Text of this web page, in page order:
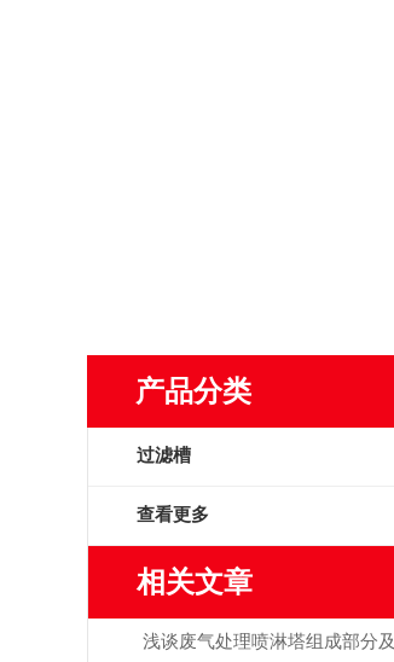
产品分类
过滤槽
查看更多
相关文章
浅谈废气处理喷淋塔组成部分及